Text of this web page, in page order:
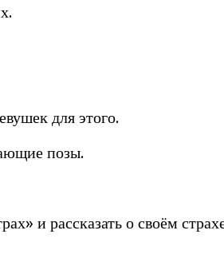
для этого.
позы.
и рассказать о своём